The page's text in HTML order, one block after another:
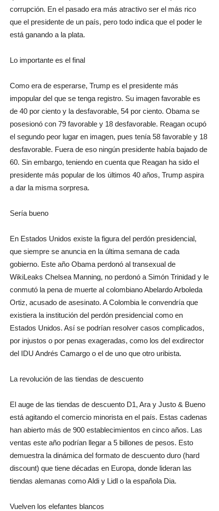
corrupción. En el pasado era más atractivo ser el más rico
que el presidente de un país, pero todo indica que el poder le
está ganando a la plata.
Lo importante es el final
Como era de esperarse, Trump es el presidente más
impopular del que se tenga registro. Su imagen favorable es
de 40 por ciento y la desfavorable, 54 por ciento. Obama se
posesionó con 79 favorable y 18 desfavorable. Reagan ocupó
el segundo peor lugar en imagen, pues tenía 58 favorable y 18
desfavorable. Fuera de eso ningún presidente había bajado de
60. Sin embargo, teniendo en cuenta que Reagan ha sido el
presidente más popular de los últimos 40 años, Trump aspira
a dar la misma sorpresa.
Sería bueno
En Estados Unidos existe la figura del perdón presidencial,
que siempre se anuncia en la última semana de cada
gobierno. Este año Obama perdonó al transexual de
WikiLeaks Chelsea Manning, no perdonó a Simón Trinidad y le
conmutó la pena de muerte al colombiano Abelardo Arboleda
Ortiz, acusado de asesinato. A Colombia le convendría que
existiera la institución del perdón presidencial como en
Estados Unidos. Así se podrían resolver casos complicados,
por injustos o por penas exageradas, como los del exdirector
del IDU Andrés Camargo o el de uno que otro uribista.
La revolución de las tiendas de descuento
El auge de las tiendas de descuento D1, Ara y Justo & Bueno
está agitando el comercio minorista en el país. Estas cadenas
han abierto más de 900 establecimientos en cinco años. Las
ventas este año podrían llegar a 5 billones de pesos. Esto
demuestra la dinámica del formato de descuento duro (hard
discount) que tiene décadas en Europa, donde lideran las
tiendas alemanas como Aldi y Lidl o la española Dia.
Vuelven los elefantes blancos